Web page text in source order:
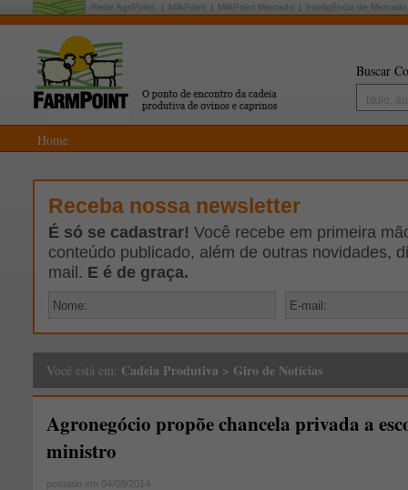
Rede AgriPoint: MilkPoint MilkPoint Mercado Inteligência de Mercado
Buscar
Home
Receba nossa newsletter
É só se cadastrar! Você recebe em primeira
conteúdo publicado, além de outras novidades,
mail. E é de graça.
Você está em: Cadeia Produtiva > Giro de Notícias
Agronegócio propõe chancela privada a
ministro
postado em 04/08/2014